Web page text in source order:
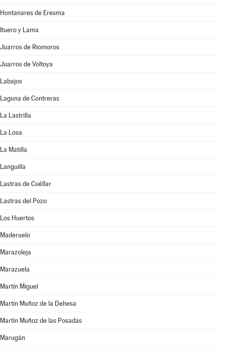
Hontanares de Eresma
Ituero y Lama
Juarros de Riomoros
Juarros de Voltoya
Labajos
Laguna de Contreras
La Lastrilla
La Losa
La Matilla
Languilla
Lastras de Cuéllar
Lastras del Pozo
Los Huertos
Maderuelo
Marazoleja
Marazuela
Martín Miguel
Martín Muñoz de la Dehesa
Martín Muñoz de las Posadas
Marugán